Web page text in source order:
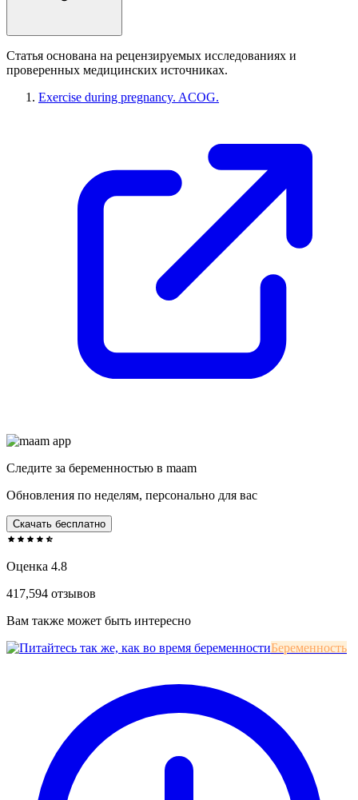
Статья основана на рецензируемых исследованиях и
проверенных медицинских источниках.
Exercise during pregnancy. ACOG.
Следите за беременностью в maam
Обновления по неделям, персонально для вас
Скачать бесплатно
Оценка 4.8
417,594 отзывов
Вам также может быть интересно
Беременность